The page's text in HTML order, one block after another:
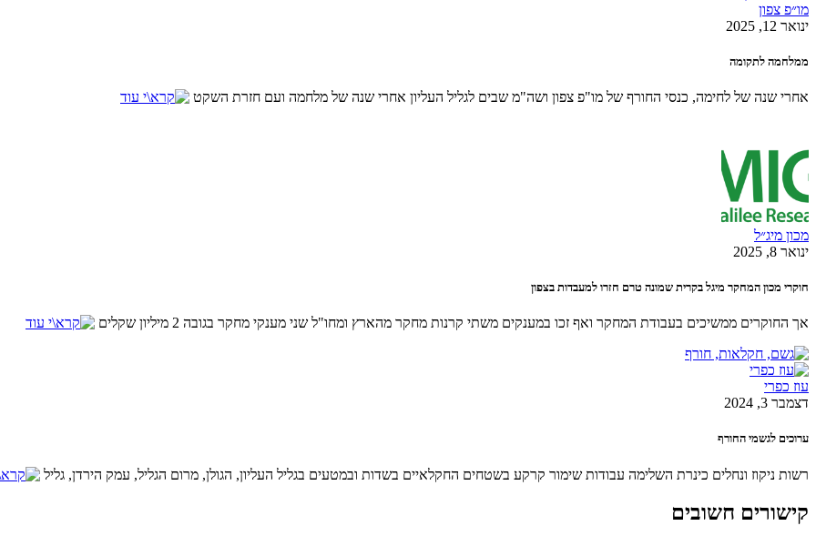
מו״פ צפון
ינואר 12, 2025
ממלחמה לתקומה
אחרי שנה של לחימה, כנסי החורף של מו"פ צפון ושה"מ שבים לגליל העליון אחרי שנה של מלחמה ועם חזרת השקט
מכון מיג״ל
ינואר 8, 2025
חוקרי מכון המחקר מיגל בקרית שמונה טרם חזרו למעבדות בצפון
אך החוקרים ממשיכים בעבודת המחקר ואף זכו במענקים משתי קרנות מחקר מהארץ ומחו"ל שני מענקי מחקר בגובה 2 מיליון שקלים
עוז כפרי
דצמבר 3, 2024
ערוכים לגשמי החורף
רשות ניקוז ונחלים כינרת השלימה עבודות שימור קרקע בשטחים החקלאיים בשדות ובמטעים בגליל העליון, הגולן, מרום הגליל, עמק הירדן, גליל
קישורים חשובים